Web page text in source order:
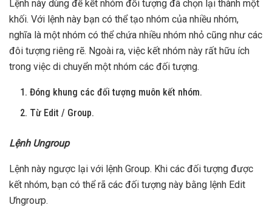
Lệnh này dùng để kết nhóm đối tượng đã chọn lại thành một
khối. Với lệnh này bạn có thể tạo nhóm của nhiều nhóm,
nghĩa là một nhóm có thể chứa nhiều nhóm nhỏ cũng như các
đôi tượng riêng rẽ. Ngoài ra, việc kết nhóm này rất hữu ích
trong việc di chuyển một nhóm các đối tượng.
Đóng khung các đối tượng muôn kết nhóm.
Từ Edit / Group.
Lệnh Ungroup
Lệnh này ngược lại với lệnh Group. Khi các đối tượng được
kết nhóm, bạn có thể rã các đối tượng này bằng lệnh Edit
Ưngroưp.